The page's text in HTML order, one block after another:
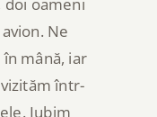
Ne
mână, iar
într-
Iubim